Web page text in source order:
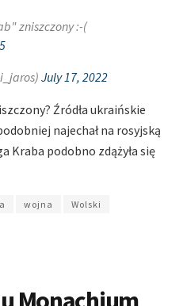
zniszczony :-(
July 17, 2022
Źródła ukraińskie
najechał na rosyjską
Kraba podobno zdążyła się
wojna Wolski